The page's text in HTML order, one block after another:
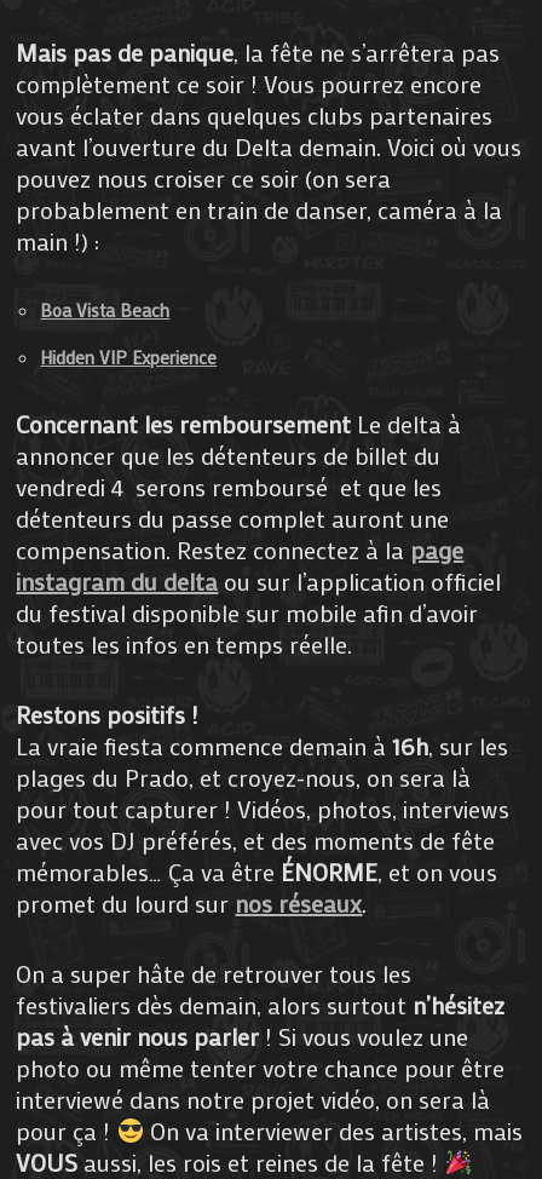
Mais pas de panique, la fête ne s’arrêtera pas
complètement ce soir ! Vous pourrez encore
vous éclater dans quelques clubs partenaires
avant l’ouverture du Delta demain. Voici où vous
pouvez nous croiser ce soir (on sera
probablement en train de danser, caméra à la
main !) :
Boa Vista Beach
Hidden VIP Experience
Concernant les remboursement Le delta à
annoncer que les détenteurs de billet du
vendredi 4 serons remboursé et que les
détenteurs du passe complet auront une
compensation. Restez connectez à la page
instagram du delta ou sur l’application officiel
du festival disponible sur mobile afin d’avoir
toutes les infos en temps réelle.
Restons positifs !
La vraie fiesta commence demain à16h, sur les
plages du Prado, et croyez-nous, on sera là
pour tout capturer ! Vidéos, photos, interviews
avec vos DJ préférés, et des moments de fête
mémorables… Ça va être ÉNORME, et on vous
promet du lourd sur nos réseaux.
On a super hâte de retrouver tous les
festivaliers dès demain, alors surtout n’hésitez
pas à venir nous parler ! Si vous voulez une
photo ou même tenter votre chance pour être
interviewé dans notre projet vidéo, on sera là
pour ça !
On va interviewer des artistes, mais
VOUS aussi, les rois et reines de la fête !